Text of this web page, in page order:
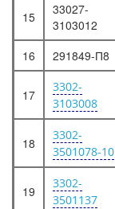
15
33027-
3103012
16 291849-П8
17
3302-
3103008
18
3302-
3501078-10
19
3302-
3501137